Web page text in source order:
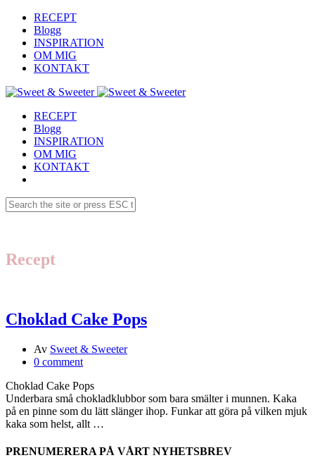
RECEPT
Blogg
INSPIRATION
OM MIG
KONTAKT
RECEPT
Blogg
INSPIRATION
OM MIG
KONTAKT
Recept
Choklad Cake Pops
Av Sweet & Sweeter
0 comment
Choklad Cake Pops
Underbara små chokladklubbor som bara smälter i munnen. Kaka
på en pinne som du lätt slänger ihop. Funkar att göra på vilken mjuk
kaka som helst, allt …
PRENUMERERA PÅ VÅRT NYHETSBREV